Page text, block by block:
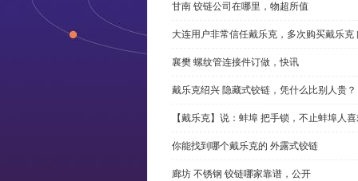
甘南 铰链公司在哪里，物超所值
大连用户非常信任戴乐克，多次购买戴乐克
襄樊 螺纹管连接件订做，快讯
戴乐克绍兴 隐藏式铰链，凭什么比别人贵？
【戴乐克】说：蚌埠 把手锁，不止蚌埠人
你能找到哪个戴乐克的 外露式铰链
廊坊 不锈钢 铰链哪家靠谱，公开